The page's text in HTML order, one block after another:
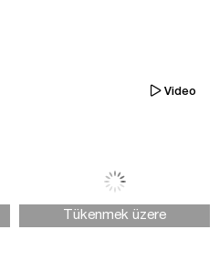
Tükenmek üzere
Video